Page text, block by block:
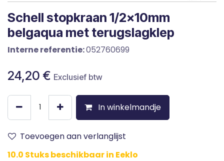
Schell stopkraan 1/2x10mm
belgaqua met terugslagklep
Interne referentie:052760699
24,20 € Exclusief btw
In winkelmandje
Toevoegen aan verlanglijst
10.0 Stuks beschikbaar in Eeklo